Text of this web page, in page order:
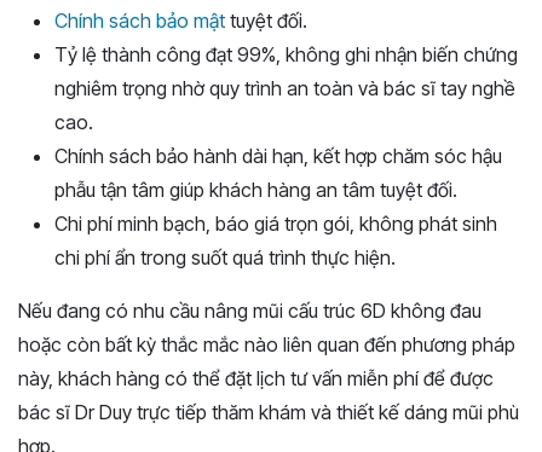
Chính sách bảo mật tuyệt đối.
Tỷ lệ thành công đạt 99%, không ghi nhận biến chứng
nghiêm trọng nhờ quy trình an toàn và bác sĩ tay nghề
cao.
Chính sách bảo hành dài hạn, kết hợp chăm sóc hậu
phẫu tận tâm giúp khách hàng an tâm tuyệt đối.
Chi phí minh bạch, báo giá trọn gói, không phát sinh
chi phí ẩn trong suốt quá trình thực hiện.
Nếu đang có nhu cầu nâng mũi cấu trúc 6D không đau
hoặc còn bất kỳ thắc mắc nào liên quan đến phương pháp
này, khách hàng có thể đặt lịch tư vấn miễn phí để được
bác sĩ Dr Duy trực tiếp thăm khám và thiết kế dáng mũi phù
hợp.